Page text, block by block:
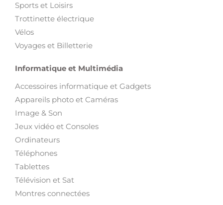
Sports et Loisirs
Trottinette électrique
Vélos
Voyages et Billetterie
Informatique et Multimédia
Accessoires informatique et Gadgets
Appareils photo et Caméras
Image & Son
Jeux vidéo et Consoles
Ordinateurs
Téléphones
Tablettes
Télévision et Sat
Montres connectées